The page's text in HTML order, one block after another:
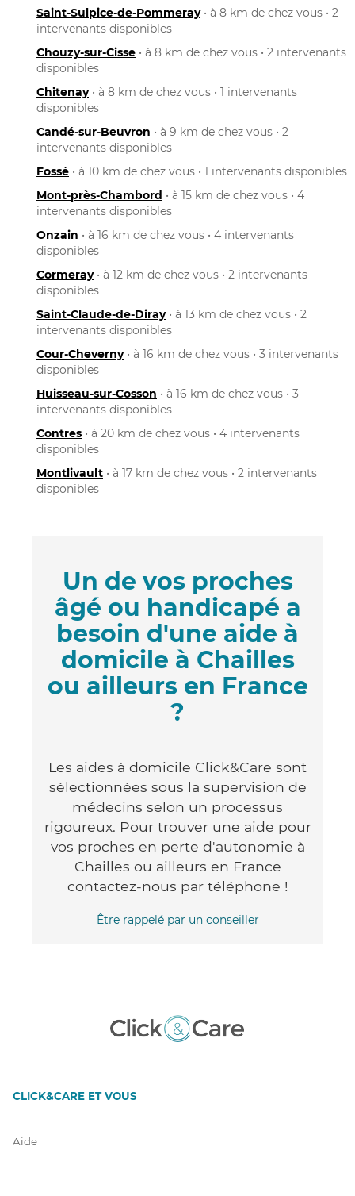
Saint-Sulpice-de-Pommeray• à 8 km de chez vous • 2
intervenants disponibles
Chouzy-sur-Cisse • à 8 km de chez vous • 2 intervenants
disponibles
Chitenay• à 8 km de chez vous • 1 intervenants
disponibles
Candé-sur-Beuvron • à 9 km de chez vous • 2
intervenants disponibles
Fossé • à 10 km de chez vous • 1 intervenants disponibles
Mont-près-Chambord • à 15 km de chez vous • 4
intervenants disponibles
Onzain • à 16 km de chez vous • 4 intervenants
disponibles
Cormeray• à 12 km de chez vous • 2 intervenants
disponibles
Saint-Claude-de-Diray• à 13 km de chez vous • 2
intervenants disponibles
Cour-Cheverny• à 16 km de chez vous • 3 intervenants
disponibles
Huisseau-sur-Cosson • à 16 km de chez vous • 3
intervenants disponibles
Contres • à 20 km de chez vous • 4 intervenants
disponibles
Montlivault • à 17 km de chez vous • 2 intervenants
disponibles
Un de vos proches
âgé ou handicapé a
besoin d'une aide à
domicile à Chailles
ou ailleurs en France
?
Les aides à domicile Click&Care sont
sélectionnées sous la supervision de
médecins selon un processus
rigoureux. Pour trouver une aide pour
vos proches en perte d'autonomie à
Chailles ou ailleurs en France
contactez-nous par téléphone !
Être rappelé par un conseiller
CLICK&CARE ET VOUS
Aide